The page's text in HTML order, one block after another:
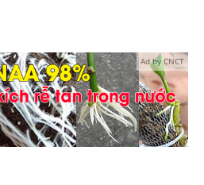
Ad by CNCT